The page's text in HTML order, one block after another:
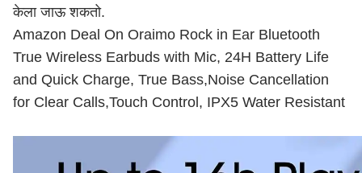
केला जाऊ शकतो.
Amazon Deal On Oraimo Rock in Ear Bluetooth
True Wireless Earbuds with Mic, 24H Battery Life
and Quick Charge, True Bass,Noise Cancellation
for Clear Calls,Touch Control, IPX5 Water Resistant